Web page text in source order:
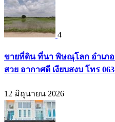
4
ขายที่ดิน ที่นา พิษณุโลก อำเภอ
สวย อากาศดี เงียบสงบ โทร
12 มิถุนายน 2026